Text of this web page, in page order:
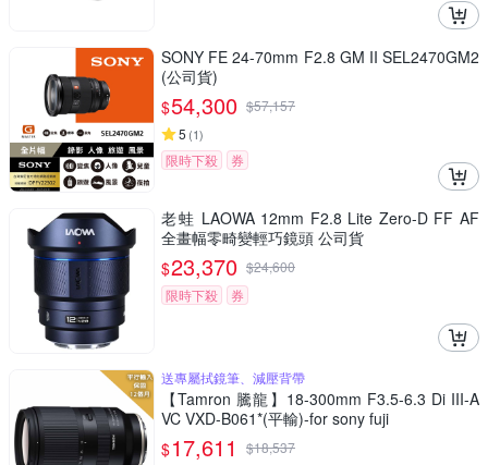
SONY FE 24-70mm F2.8 GM II SEL2470GM2
(公司貨)
$54,300 $57,157
5 (1)
限時下殺 券
老蛙 LAOWA 12mm F2.8 Lite Zero-D FF AF
全畫幅零畸變輕巧鏡頭 公司貨
$23,370 $24,600
限時下殺
券
送專屬拭鏡筆、減壓背帶
【Tamron 騰龍】18-300mm F3.5-6.3 Di III-A
VC VXD-B061*(平輸)-for sony fuji
$17,611 $18,537